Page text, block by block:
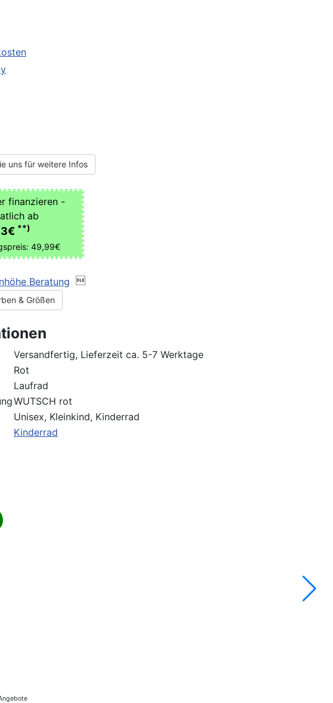
uns für weitere Infos
finanzieren -
ab
**)
49,99€

& Größen
Versandfertig, Lieferzeit ca. 5-7 Werktage
Rot
Laufrad
WUTSCH rot
Unisex, Kleinkind, Kinderrad
Kinderrad